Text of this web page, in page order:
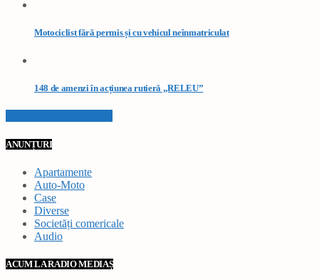
Motociclist fără permis și cu vehicul neînmatriculat
148 de amenzi în acțiunea rutieră „RELEU”
ANUNȚURI
Apartamente
Auto-Moto
Case
Diverse
Societăți comericale
Audio
ACUM LA RADIO MEDIAȘ